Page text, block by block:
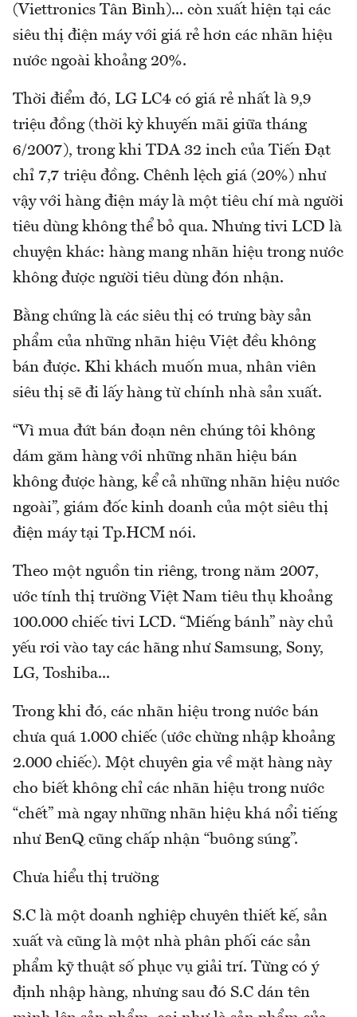
(Viettronics Tân Bình)... còn xuất hiện tại các
siêu thị điện máy với giá rẻ hơn các nhãn hiệu
nước ngoài khoảng 20%.
Thời điểm đó, LG LC4 có giá rẻ nhất là 9,9
triệu đồng (thời kỳ khuyến mãi giữa tháng
6/2007), trong khi TDA 32 inch của Tiến Đạt
chỉ 7,7 triệu đồng. Chênh lệch giá (20%) như
vậy với hàng điện máy là một tiêu chí mà người
tiêu dùng không thể bỏ qua. Nhưng tivi LCD là
chuyện khác: hàng mang nhãn hiệu trong nước
không được người tiêu dùng đón nhận.
Bằng chứng là các siêu thị có trưng bày sản
phẩm của những nhãn hiệu Việt đều không
bán được. Khi khách muốn mua, nhân viên
siêu thị sẽ đi lấy hàng từ chính nhà sản xuất.
“Vì mua đứt bán đoạn nên chúng tôi không
dám găm hàng với những nhãn hiệu bán
không được hàng, kể cả những nhãn hiệu nước
ngoài”, giám đốc kinh doanh của một siêu thị
điện máy tại Tp.HCM nói.
Theo một nguồn tin riêng, trong năm 2007,
ước tính thị trường Việt Nam tiêu thụ khoảng
100.000 chiếc tivi LCD. “Miếng bánh” này chủ
yếu rơi vào tay các hãng như Samsung, Sony,
LG, Toshiba...
Trong khi đó, các nhãn hiệu trong nước bán
chưa quá 1.000 chiếc (ước chừng nhập khoảng
2.000 chiếc). Một chuyên gia về mặt hàng này
cho biết không chỉ các nhãn hiệu trong nước
“chết” mà ngay những nhãn hiệu khá nổi tiếng
như BenQ cũng chấp nhận “buông súng”.
Chưa hiểu thị trường
S.C là một doanh nghiệp chuyên thiết kế, sản
xuất và cũng là một nhà phân phối các sản
phẩm kỹ thuật số phục vụ giải trí. Từng có ý
định nhập hàng, nhưng sau đó S.C dán tên